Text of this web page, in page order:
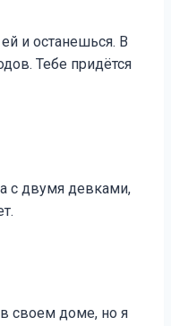
и останешься. В
Тебе придётся
с двумя девками,
своем доме, но я